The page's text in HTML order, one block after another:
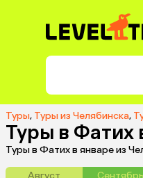
Туры, Туры из Челябинска,
Туры в Фатих
Туры в Фатих в январе из
Август
Сентябрь